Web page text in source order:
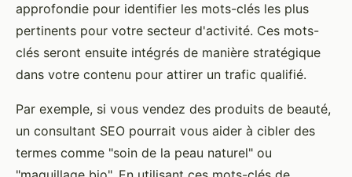
approfondie pour identifier les mots-clés les plus
pertinents pour votre secteur d'activité. Ces mots-
clés seront ensuite intégrés de manière stratégique
dans votre contenu pour attirer un trafic qualifié.
Par exemple, si vous vendez des produits de beauté,
un consultant SEO pourrait vous aider à cibler des
termes comme "soin de la peau naturel" ou